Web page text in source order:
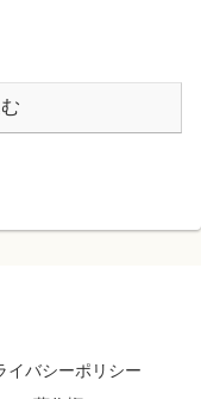
イバシーポリシー